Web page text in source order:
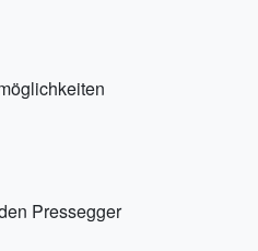
Pressegger